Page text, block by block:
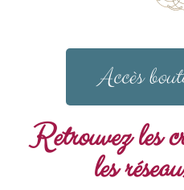
Accès
Retrouvez les
les